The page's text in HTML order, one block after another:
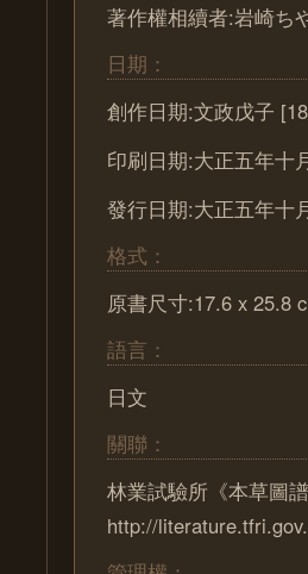
著作權相續者:岩崎ち
日期：
創作日期:文政戊子
印刷日期:大正五年十
發行日期:大正五年十
格式：
原書尺寸:17.6 x 25.8
語言：
日文
關聯：
林業試驗所《本草圖
http://